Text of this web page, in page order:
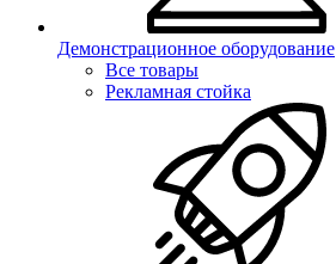
Демонстрационное оборудование
Все товары
Рекламная стойка